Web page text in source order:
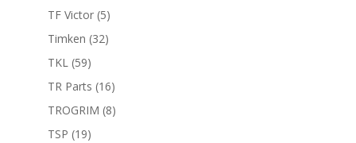
productos
TF Victor 55
productos
Timken 3232
TKL 5959
productos
TR Parts 1616
productos
TROGRIM 88
TSP 1919